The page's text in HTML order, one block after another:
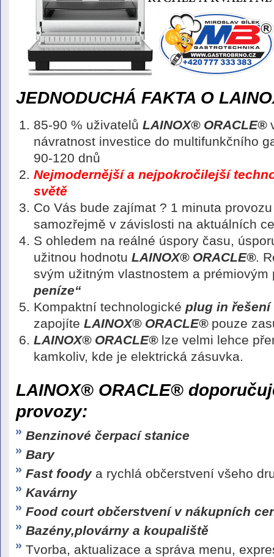
JEDNODUCHÁ FAKTA O
85-90 % uživatelů LAINOX® ORACLE®
návratnost investice do multifunkčního
90-120 dnů
Nejmodernější a nejpokročilejší
světě
Co Vás bude zajímat ? 1 minuta
samozřejmě v závislosti na aktuálních
S ohledem na reálné úspory času,
užitnou hodnotu LAINOX® ORACLE®.
svým užitným vlastnostem a prémiovým
peníze“
Kompaktní technologické plug in řešení
zapojíte LAINOX® ORACLE®pouze
LAINOX® ORACLE®lze velmi lehce
kamkoliv, kde je elektrická zásuvka.
LAINOX® ORACLE®
provozy:
Benzinové čerpací stanice
Bary
Fast foodya rychlá občerstvení všeho
Kavárny
Food court občerstvení v nákupních
Bazény,plovárny a koupaliště
Tvorba, aktualizace a správa menu,